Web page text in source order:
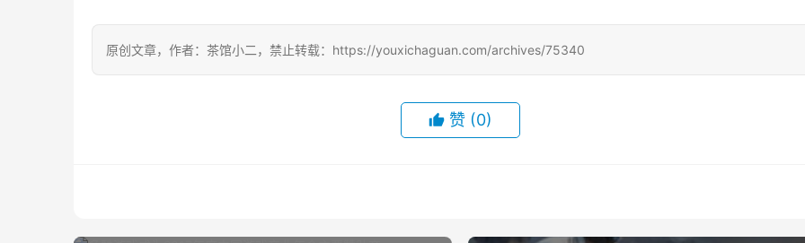
原创文章，作者：茶馆小二，禁止转载：https://youxichaguan.com/archives/75340
赞 (0)